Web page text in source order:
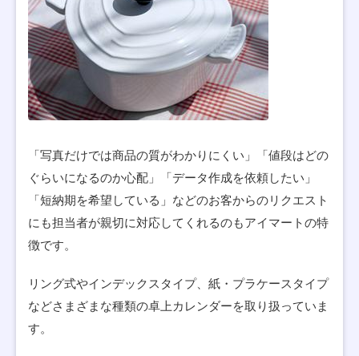
「写真だけでは商品の質がわかりにくい」「値段はどの
ぐらいになるのか心配」「データ作成を依頼したい」
「短納期を希望している」などのお客からのリクエスト
にも担当者が親切に対応してくれるのもアイマートの特
徴です。
リング式やインデックスタイプ、紙・プラケースタイプ
などさまざまな種類の卓上カレンダーを取り扱っていま
す。